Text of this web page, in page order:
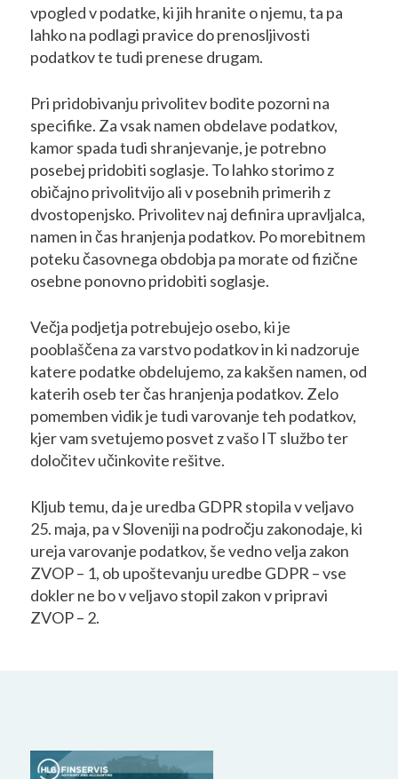
vpogled v podatke, ki jih hranite o njemu, ta pa
lahko na podlagi pravice do prenosljivosti
podatkov te tudi prenese drugam.
Pri pridobivanju privolitev bodite pozorni na
specifike. Za vsak namen obdelave podatkov,
kamor spada tudi shranjevanje, je potrebno
posebej pridobiti soglasje. To lahko storimo z
običajno privolitvijo ali v posebnih primerih z
dvostopenjsko. Privolitev naj definira upravljalca,
namen in čas hranjenja podatkov. Po morebitnem
poteku časovnega obdobja pa morate od fizične
osebne ponovno pridobiti soglasje.
Večja podjetja potrebujejo osebo, ki je
pooblaščena za varstvo podatkov in ki nadzoruje
katere podatke obdelujemo, za kakšen namen, od
katerih oseb ter čas hranjenja podatkov. Zelo
pomemben vidik je tudi varovanje teh podatkov,
kjer vam svetujemo posvet z vašo IT službo ter
določitev učinkovite rešitve.
Kljub temu, da je uredba GDPR stopila v veljavo
25. maja, pa v Sloveniji na področju zakonodaje, ki
ureja varovanje podatkov, še vedno velja zakon
ZVOP – 1, ob upoštevanju uredbe GDPR – vse
dokler ne bo v veljavo stopil zakon v pripravi
ZVOP – 2.